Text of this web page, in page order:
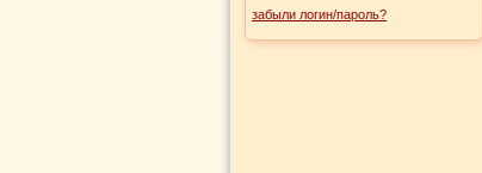
забыли логин/пароль?